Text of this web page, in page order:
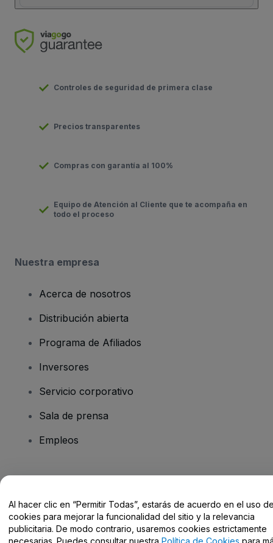
Controles de seguridad de primera clase
Precios transparentes
Compras con garantía al 100%
Equipo de Atención al Cliente que te acompaña en
todo el proceso
Nuestra empresa
Acerca de nosotros
Distribución abierta
Programa de Afiliados
Inversores
Servicio corporativo
Sala de prensa
Empleos
Centro de Ayuda / Contacto
Al hacer clic en “Permitir Todas”, estarás de acuerdo en el uso
cookies para mejorar la funcionalidad del sitio y la relevancia
publicitaria. De modo contrario, usaremos cookies estrictamente
necesarias. Puedes consultar nuestra Política de Cookies para